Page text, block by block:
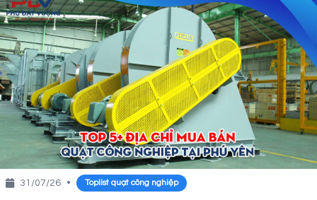
31/07/26 • Toplist quạt công nghiệp